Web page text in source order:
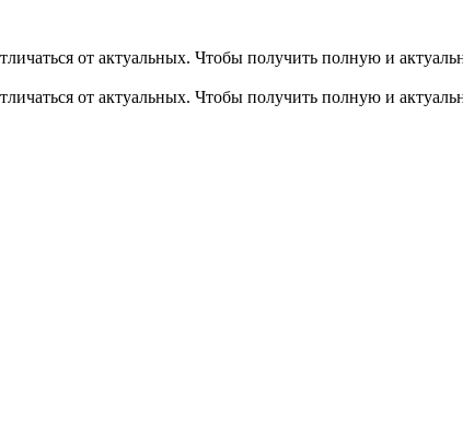
от актуальных. Чтобы получить полную и
от актуальных. Чтобы получить полную и